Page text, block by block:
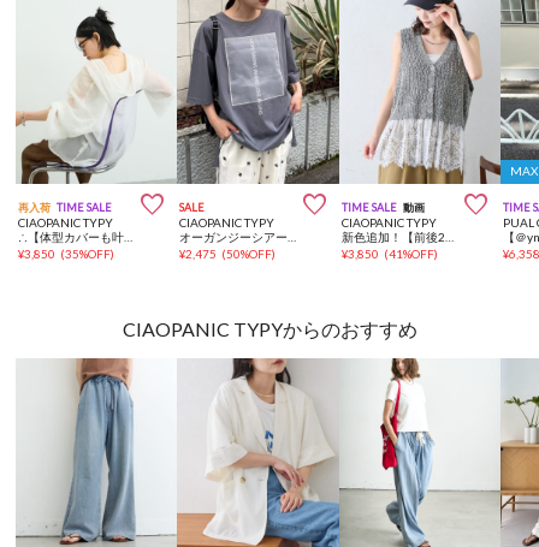
再入荷 TIME SALE 
CIAOPANIC TYPY
¥3,850 (35%OFF)
SALE 
CIAOPANIC TYPY
¥2,475 (50%OFF)
TIME SALE 動画 
CIAOPANIC TYPY
¥3,850 (41%OFF)
TIME
PUAL
¥
CIAOPANIC TYPYからのおすすめ